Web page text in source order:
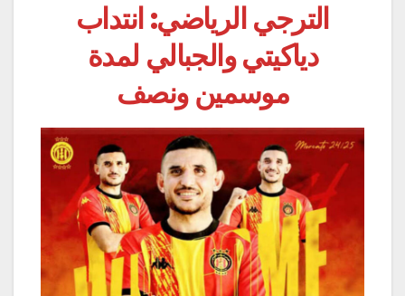
الترجي الرياضي: انتداب
دياكيتي والجبالي لمدة
موسمين ونصف